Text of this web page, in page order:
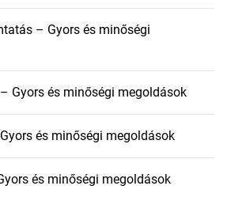
– Gyors és minőségi
Gyors és minőségi megoldások
és minőségi megoldások
és minőségi megoldások